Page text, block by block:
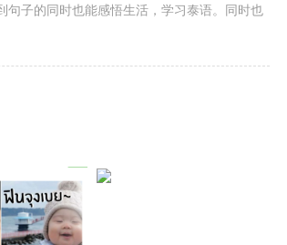
子的同时也能感悟生活，学习泰语。同时也